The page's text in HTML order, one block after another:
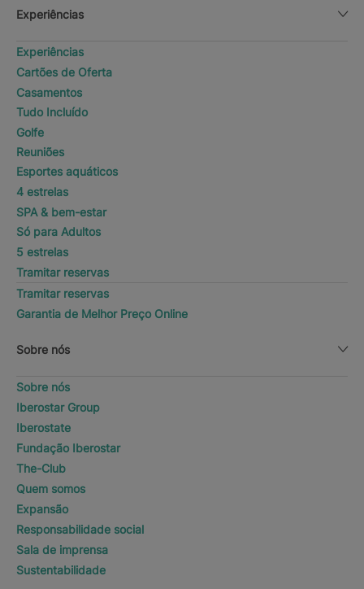
Experiências
Experiências
Cartões de Oferta
Casamentos
Tudo Incluído
Golfe
Reuniões
Esportes aquáticos
4 estrelas
SPA & bem-estar
Só para Adultos
5 estrelas
Tramitar reservas
Tramitar reservas
Garantia de Melhor Preço Online
Sobre nós
Sobre nós
Iberostar Group
Iberostate
Fundação Iberostar
The-Club
Quem somos
Expansão
Responsabilidade social
Sala de imprensa
Sustentabilidade